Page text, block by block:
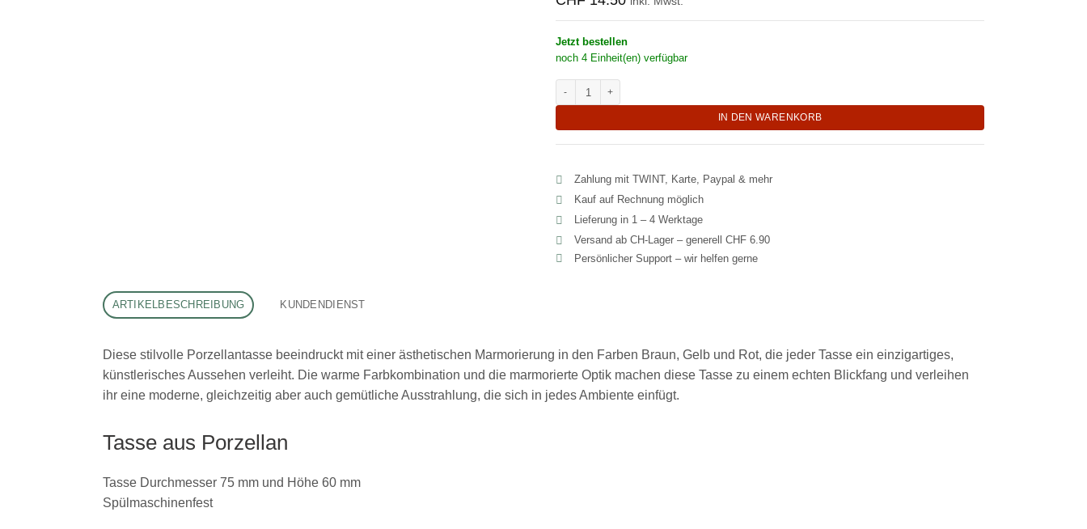
Jetzt bestellen
noch 4 Einheit(en) verfügbar
IN DEN WARENKORB
Zahlung mit TWINT, Karte, Paypal & mehr
Kauf auf Rechnung möglich
Lieferung in 1 – 4 Werktage
Versand ab CH‑Lager – generell CHF 6.90
Persönlicher Support – wir helfen gerne
ARTIKELBESCHREIBUNG KUNDENDIENST
Diese stilvolle Porzellantasse beeindruckt mit einer ästhetischen Marmorierung in den Farben Braun, Gelb und Rot, die jeder Tasse ein einzigartiges,
künstlerisches Aussehen verleiht. Die warme Farbkombination und die marmorierte Optik machen diese Tasse zu einem echten Blickfang und verleihen
ihr eine moderne, gleichzeitig aber auch gemütliche Ausstrahlung, die sich in jedes Ambiente einfügt.
Tasse aus Porzellan
Tasse Durchmesser 75 mm und Höhe 60 mm
Spülmaschinenfest